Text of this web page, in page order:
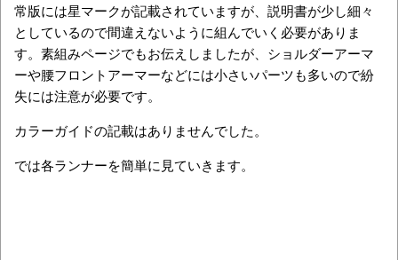
常版には星マークが記載されていますが、説明書が少し細々
としているので間違えないように組んでいく必要がありま
す。素組みページでもお伝えしましたが、ショルダーアーマ
ーや腰フロントアーマーなどには小さいパーツも多いので紛
失には注意が必要です。
カラーガイドの記載はありませんでした。
では各ランナーを簡単に見ていきます。